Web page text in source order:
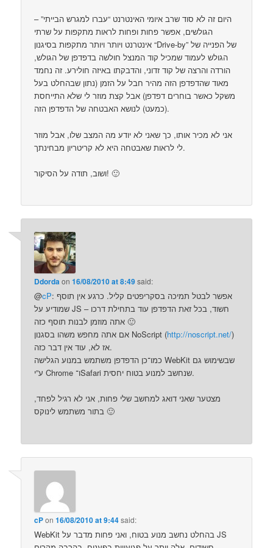
היום זה לא סוד שרב איומי האינטרנט “עברו למגרש הבייתי” –
הגולשים, אפשר פחות ופחות לראות מתקפות על שרתי
אינטרנט ויותר ויותר מתקפות בסיגנון “Drive-by” של הפנייה של
הגולש לעמוד שמכיל קוד המנצל חולשה בדפדפן של הגולש,
הורדה והרצה של קוד זדוני, והדבקתו באיזה חולירע. זה נחמד
מאוד שהדפדפן הזה מהיר חבל על הזמן (נתון שבהחלט בעל
משקל כאשר בוחרים דפדפן) אבל קצת מוזר לי שלא התייחסת
(כמעט) לנושא האבטחה של הדפדפן הזה.
אני לא מכיר אותו, כך שאני לא יודע מה המצב שלו, אבל מוזר
לי לראות שאבטחה היא לא קריטריון מבחינתך.
ושוב, תודה על הסיקור! 🙂
Ddordaon16/08/2010 at 8:49said:
@cP: אפשר לבטל תמיכה בסקריפטים קליל. כרגע אין תוסף
שמודיע על JS חשוד, בכל זאת הדפדפן עוד בתחילת דרכו –
אתה מוזמן לבנות תוסף כזה 🙂
אם אתה מחפש משהו בסגנון NoScript (http://noscript.net/)
אז לא, עוד אין דבר כזה.
כמו־כן הדפדפן משתמש במנוע הגלישה WebKit שבשימוש גם
ע”י Chrome ו־Safari שנחשב למנוע בטוח יחסית.
מצטער שאני דואג למחשב שלי פחות, אני לא רגיל לפחד,
בתור משתמש לינוקס 🙂
cPon16/08/2010 at 9:44said:
WebKit בהחלט נחשב מנוע בטוח, ואני פחות מדבר על JS